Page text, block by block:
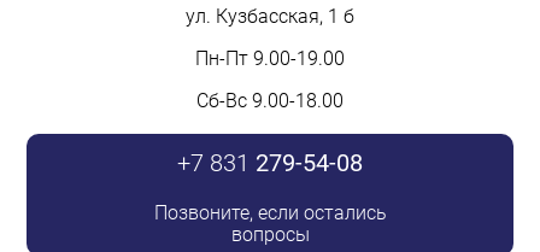
ул. Кузбасская, 1 б
Пн-Пт 9.00-19.00
Сб-Вс 9.00-18.00
+7 831 279-54-08
Позвоните, если остались
вопросы